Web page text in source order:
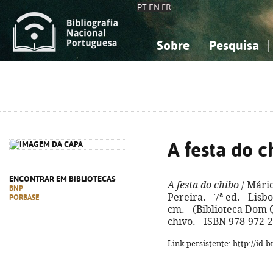
PT EN FR
Sobre Pesquisa
ENCONTRAR EM BIBLIOTECAS
BNP
PORBASE
A festa do
A festa do chibo /
Pereira. - 7ª ed. -
cm. - (Biblioteca Dom
chivo. - ISBN 978-972-
Link persistente: http://